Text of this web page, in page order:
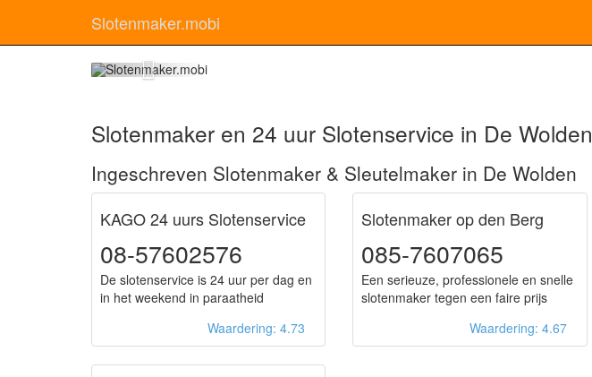
Slotenmaker.mobi
Slotenmaker en 24 uur Slotenservice in De Wolden
Ingeschreven Slotenmaker & Sleutelmaker in De Wolden
KAGO 24 uurs Slotenservice
08-57602576
De slotenservice is 24 uur per dag en
in het weekend in paraatheid
Waardering: 4.73
Slotenmaker op den Berg
085-7607065
Een serieuze, professionele en snelle
slotenmaker tegen een faire prijs
Waardering: 4.67